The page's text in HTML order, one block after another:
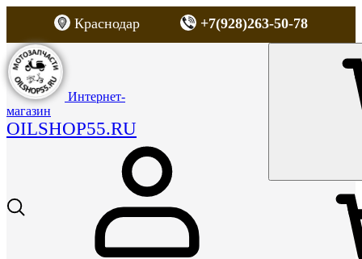
Краснодар +7(928)263-50-78
Интернет-
магазин
OILSHOP55.RU